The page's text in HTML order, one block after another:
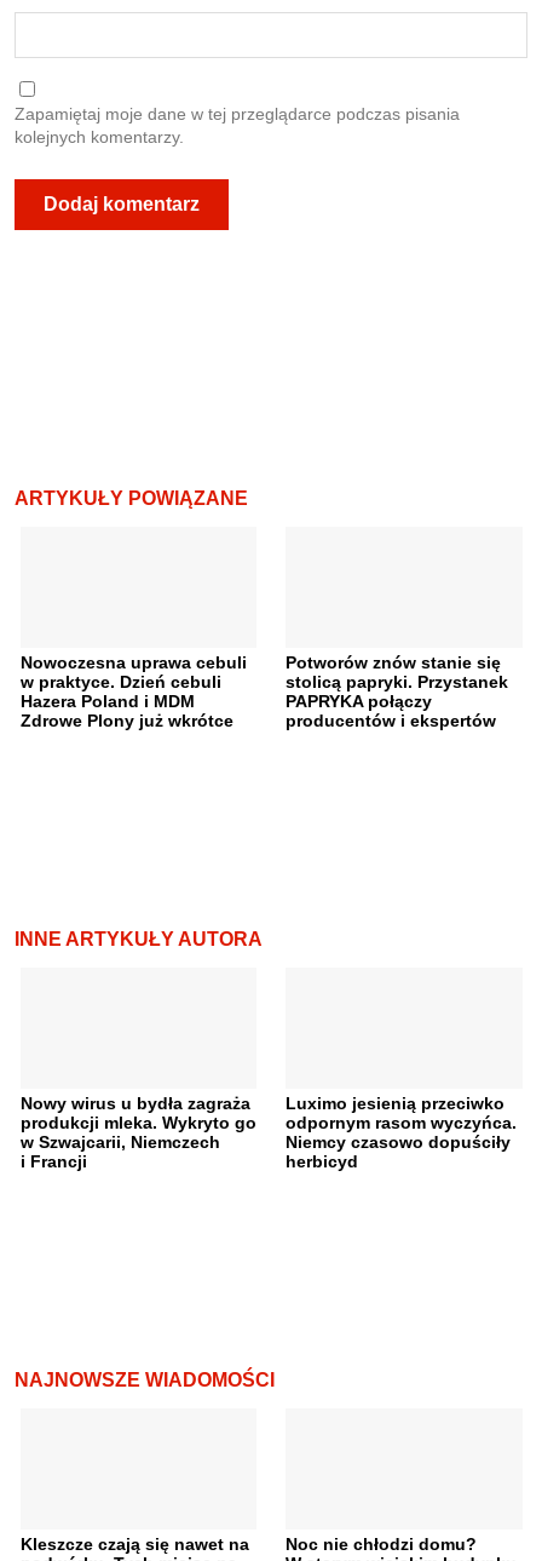
Zapamiętaj moje dane w tej przeglądarce podczas pisania
kolejnych komentarzy.
ARTYKUŁY POWIĄZANE
Nowoczesna uprawa cebuli
w praktyce. Dzień cebuli
Hazera Poland i MDM
Zdrowe Plony już wkrótce
Potworów znów stanie się
stolicą papryki. Przystanek
PAPRYKA połączy
producentów i ekspertów
INNE ARTYKUŁY AUTORA
Nowy wirus u bydła zagraża
produkcji mleka. Wykryto go
w Szwajcarii, Niemczech
i Francji
Luximo jesienią przeciwko
odpornym rasom wyczyńca.
Niemcy czasowo dopuściły
herbicyd
NAJNOWSZE WIADOMOŚCI
Kleszcze czają się nawet na
Noc nie chłodzi domu?